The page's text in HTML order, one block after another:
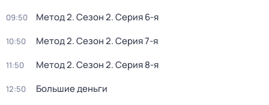
09:50 Метод 2. Сезон 2. Серия 6-я
10:50 Метод 2. Сезон 2. Серия 7-я
11:50 Метод 2. Сезон 2. Серия 8-я
12:50 Большие деньги